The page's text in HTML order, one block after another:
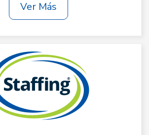
Ver Más